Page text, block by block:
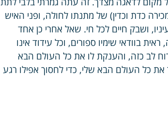
כדת וכדין) של מתנתו לחולה, ופני האיש
ושבק חיים לכל חי. שאל אחרי כן אחד
בוודאי שימיו ספורים, וכל עידוד אינו
לב כזה, והענקת לו את כל העולם הבא
כל העולם הבא שלי, כדי לחסוך אפילו רגע